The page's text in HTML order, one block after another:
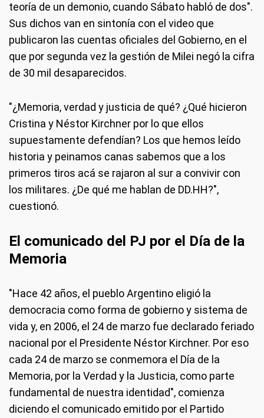
teoría de un demonio, cuando Sábato habló de dos".
Sus dichos van en sintonía con el video que
publicaron las cuentas oficiales del Gobierno, en el
que por segunda vez la gestión de Milei negó la cifra
de 30 mil desaparecidos.
"¿Memoria, verdad y justicia de qué? ¿Qué hicieron
Cristina y Néstor Kirchner por lo que ellos
supuestamente defendían? Los que hemos leído
historia y peinamos canas sabemos que a los
primeros tiros acá se rajaron al sur a convivir con
los militares. ¿De qué me hablan de DD.HH?",
cuestionó.
El comunicado del PJ por el Día de la
Memoria
"Hace 42 años, el pueblo Argentino eligió la
democracia como forma de gobierno y sistema de
vida y, en 2006, el 24 de marzo fue declarado feriado
nacional por el Presidente Néstor Kirchner. Por eso
cada 24 de marzo se conmemora el Día de la
Memoria, por la Verdad y la Justicia, como parte
fundamental de nuestra identidad", comienza
diciendo el comunicado emitido por el Partido